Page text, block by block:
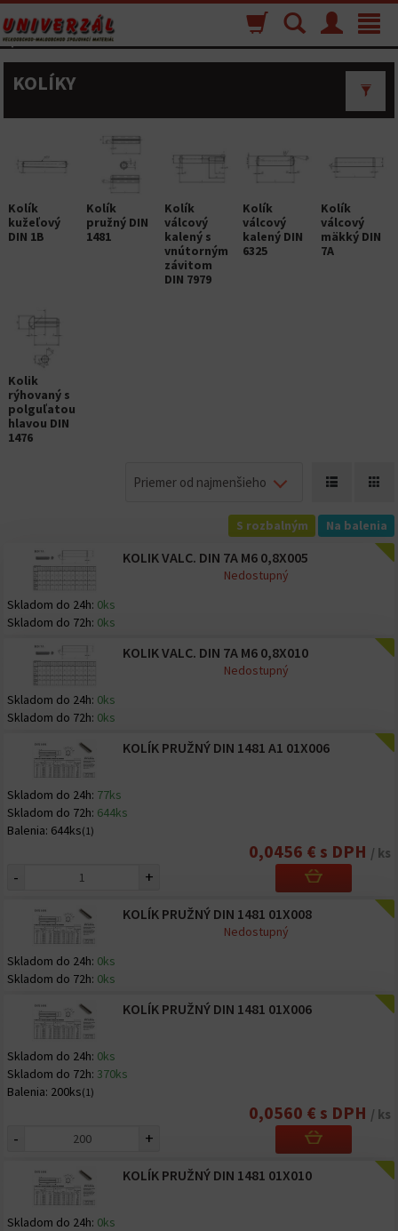
Toggle
Menu
Vyhľadávanie
Nákupný
košík
KOLÍKY
Kolík
kužeľový
DIN 1B
Kolík
pružný DIN
1481
Kolík
válcový
kalený s
vnútorným
závitom
DIN 7979
Kolík
válcový
kalený DIN
6325
Kolík
válcový
mäkký DIN
7A
Kolik
rýhovaný s
polguľatou
hlavou DIN
1476
Priemer od najmenšieho
S rozbalným Na balenia
KOLIK VALC. DIN 7A M6 0,8X005
Skladom do 24h: 0ks
Skladom do 72h: 0ks
Nedostupný
KOLIK VALC. DIN 7A M6 0,8X010
Skladom do 24h: 0ks
Skladom do 72h: 0ks
Nedostupný
KOLÍK PRUŽNÝ DIN 1481 A1 01X006
Skladom do 24h: 77ks
Skladom do 72h: 644ks
Balenia: 644ks(1)
0,0456 € s DPH / ks
- +
KOLÍK PRUŽNÝ DIN 1481 01X008
Skladom do 24h: 0ks
Skladom do 72h: 0ks
Nedostupný
KOLÍK PRUŽNÝ DIN 1481 01X006
Skladom do 24h: 0ks
Skladom do 72h: 370ks
Balenia: 200ks(1)
0,0560 € s DPH / ks
- +
KOLÍK PRUŽNÝ DIN 1481 01X010
Skladom do 24h: 0ks